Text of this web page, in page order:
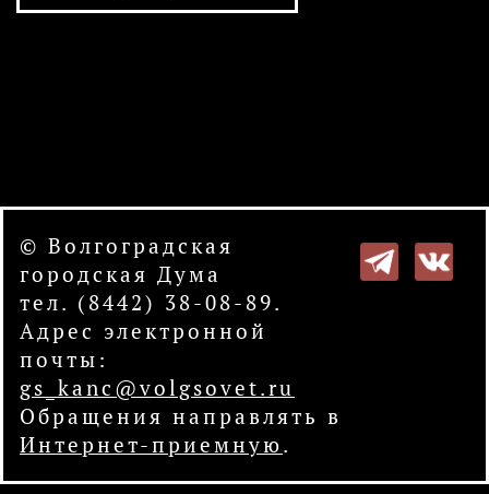
© Волгоградская
городская Дума
тел. (8442) 38-08-89.
Адрес электронной
почты:
gs_kanc@volgsovet.ru
Обращения направлять в
Интернет-приемную.